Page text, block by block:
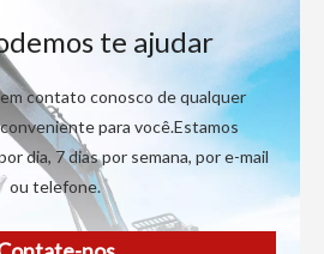
te ajudar
contato conosco de qualquer
para você.Estamos
dia, 7 dias por semana, por e-mail
ou telefone.